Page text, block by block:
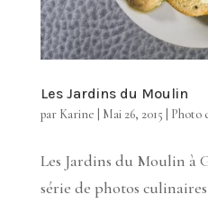
Les Jardins du Moulin
par Karine Mai 26, 2015 Photo
Les Jardins du Moulin à
série de photos